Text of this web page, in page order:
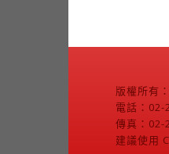
版權所有
電話：
傳真：02-
建議使用